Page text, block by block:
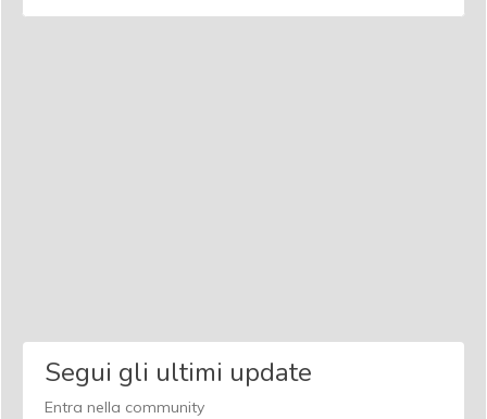
Segui gli ultimi update
Entra nella community